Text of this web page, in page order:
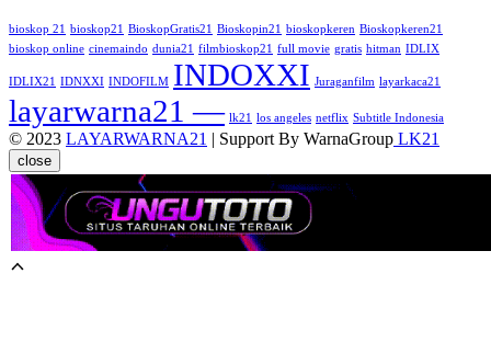
bioskop 21 bioskop21 BioskopGratis21 Bioskopin21 bioskopkeren Bioskopkeren21
bioskop online cinemaindo dunia21 filmbioskop21 full movie gratis hitman IDLIX
IDLIX21 IDNXXI INDOFILM INDOXXI Juraganfilm layarkaca21
layarwarna21 — lk21 los angeles netflix Subtitle Indonesia
© 2023 LAYARWARNA21 | Support By WarnaGroup LK21
close